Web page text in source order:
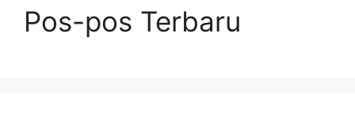
Pos-pos Terbaru